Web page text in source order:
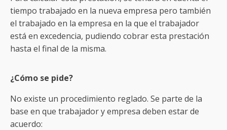
tiempo trabajado en la nueva empresa pero también
el trabajado en la empresa en la que el trabajador
está en excedencia, pudiendo cobrar esta prestación
hasta el final de la misma.
¿Cómo se pide?
No existe un procedimiento reglado. Se parte de la
base en que trabajador y empresa deben estar de
acuerdo: